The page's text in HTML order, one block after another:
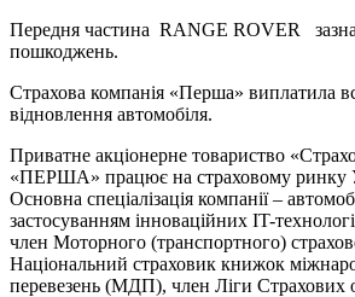
Передня частина RANGE ROVER
пошкоджень.
Страхова компанія «Перша» виплатила
відновлення автомобіля.
Приватне акціонерне товариство
«ПЕРША» працює на страховому ринку
Основна спеціалізація компанії –
застосуванням інноваційних IT-
член Моторного (транспортного)
Національний страховик книжок
перевезень (МДП), член Ліги Страхових